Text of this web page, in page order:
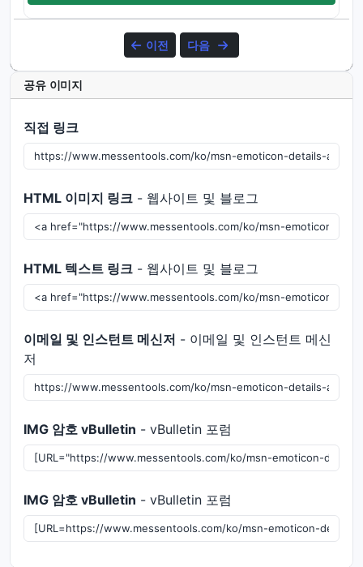
이전 다음
공유 이미지
직접 링크
HTML 이미지 링크 - 웹사이트 및 블로그
HTML 텍스트 링크 - 웹사이트 및 블로그
이메일 및 인스턴트 메신저 - 이메일 및 인스턴트 메신
저
IMG 암호 vBulletin - vBulletin 포럼
IMG 암호 vBulletin - vBulletin 포럼